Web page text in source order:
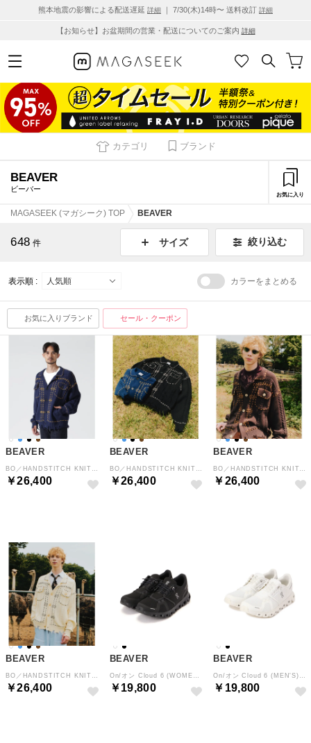
熊本地震の影響による配送遅延 詳細 ｜ 7/30(木)14時〜 送料改訂 詳細
【お知らせ】お盆期間の営業・配送についてのご案内 詳細
カテゴリ ブランド
BEAVER
ビーバー
お気に入り
MAGASEEK (マガシーク) TOP BEAVER
648 件 サイズ 絞り込む
表示順 : カラーをまとめる
お気に入りブランド セール・クーポン
BEAVER
￥26,400
BEAVER
￥26,400
BEAVER
￥26,400
BEAVER
￥26,400
BEAVER
￥19,800
BEAVER
￥19,800